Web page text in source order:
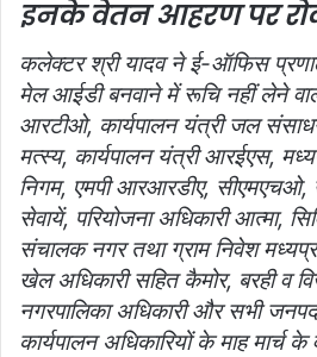
इनके वेतन आहरण पर
कलेक्टर श्री यादव ने ई-ऑफिस
मेल आईडी बनवाने में रूचि नहीं लेने
आरटीओ, कार्यपालन यंत्री जल
मत्स्य, कार्यपालन यंत्री आरईएस,
निगम, एमपी आरआरडीए, सीएमएचओ,
सेवायें, परियोजना अधिकारी आत्मा,
संचालक नगर तथा ग्राम निवेश
खेल अधिकारी सहित कैमोर, बरही व
नगरपालिका अधिकारी और सभी
कार्यपालन अधिकारियों के माह